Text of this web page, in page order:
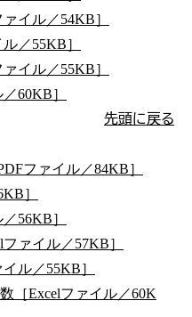
イル／54KB］
／55KB］
イル／55KB］
60KB］
先頭に戻る
ファイル／84KB］
］
56KB］
ァイル／57KB］
ル／55KB］
［Excelファイル／60K